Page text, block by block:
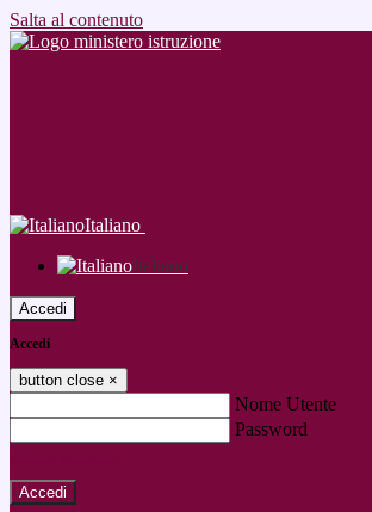
Salta al contenuto
Italiano
Italiano
Accedi
Accedi
button close ×
Nome Utente
Password